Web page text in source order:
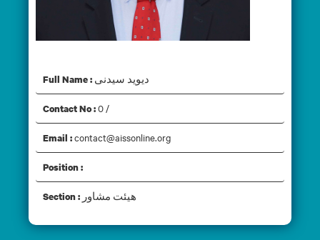
Full Name : دیوید سیدنی
Contact No :0 /
Email :contact@aissonline.org
Position :
Section : هیئت مشاور